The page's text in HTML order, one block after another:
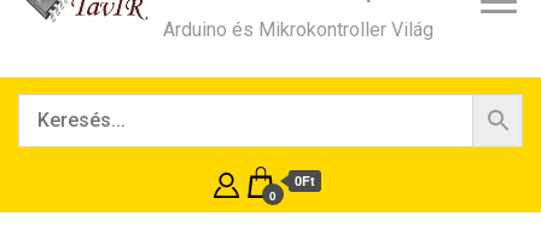
Arduino és Mikrokontroller Világ
0
0Ft